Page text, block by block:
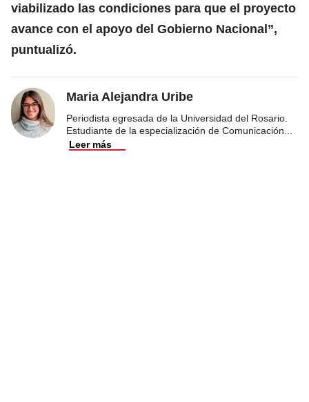
viabilizado las condiciones para que el proyecto
avance con el apoyo del Gobierno Nacional”,
puntualizó.
Maria Alejandra Uribe
Periodista egresada de la Universidad del Rosario.
Estudiante de la especialización de Comunicación
Leer más